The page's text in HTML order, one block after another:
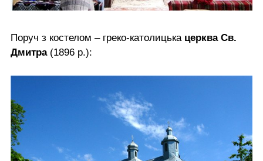
Поруч з костелом – греко-католицька церква Св.
Дмитра (1896 р.):